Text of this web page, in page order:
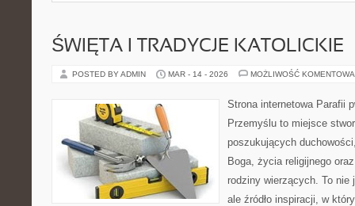
ŚWIĘTA I TRADYCJE KATOLICKIE
POSTED BY ADMIN MAR - 14 - 2026 MOŻLIWOŚĆ
Strona internetowa Parafii
Przemyślu to miejsce
poszukujących
Boga, życia religijnego
rodziny wierzących. To nie
ale źródło inspiracji, w